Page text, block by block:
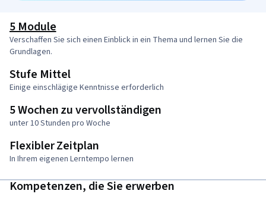
5 Module
Verschaffen Sie sich einen Einblick in ein Thema und lernen Sie die
Grundlagen.
Stufe Mittel
Einige einschlägige Kenntnisse erforderlich
5 Wochen zu vervollständigen
unter 10 Stunden pro Woche
Flexibler Zeitplan
In Ihrem eigenen Lerntempo lernen
Kompetenzen, die Sie erwerben